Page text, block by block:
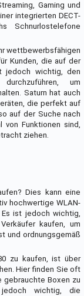
Gaming und
integrierten DECT-
Schnurlostelefone
wettbewerbsfähigen
Kunden, die auf der
jedoch wichtig, den
um
Saturn hat auch
die perfekt auf
auf der Suche nach
von Funktionen sind,
ziehen.
Dies kann eine
hochwertige WLAN-
ist jedoch wichtig,
kaufen, um
und ordnungsgemäß
zu kaufen, ist über
Hier finden Sie oft
gebrauchte Boxen zu
wichtig, die